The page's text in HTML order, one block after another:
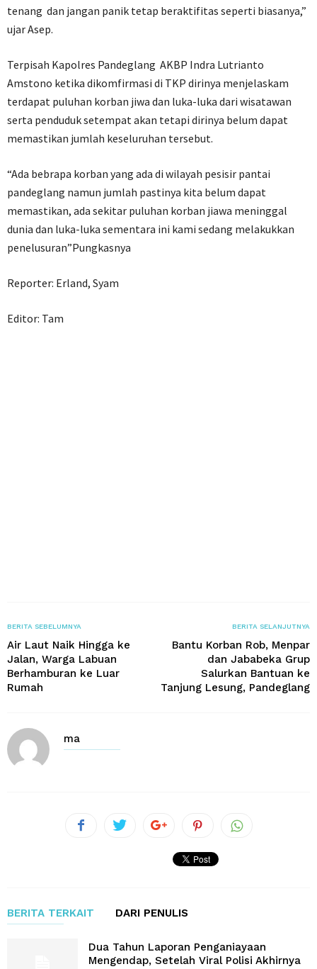
tenang dan jangan panik tetap beraktifitas seperti biasanya,”
ujar Asep.
Terpisah Kapolres Pandeglang AKBP Indra Lutrianto
Amstono ketika dikomfirmasi di TKP dirinya menjelaskam
terdapat puluhan korban jiwa dan luka-luka dari wisatawan
serta penduduk setempat akan tetapi dirinya belum dapat
memastikan jumlah keseluruhan tersebut.
“Ada bebrapa korban yang ada di wilayah pesisir pantai
pandeglang namun jumlah pastinya kita belum dapat
memastikan, ada sekitar puluhan korban jiawa meninggal
dunia dan luka-luka sementara ini kami sedang melakukkan
penelusuran”Pungkasnya
Reporter: Erland, Syam
Editor: Tam
BERITA SEBELUMNYA
Air Laut Naik Hingga ke
Jalan, Warga Labuan
Berhamburan ke Luar
Rumah
BERITA SELANJUTNYA
Bantu Korban Rob, Menpar
dan Jababeka Grup
Salurkan Bantuan ke
Tanjung Lesung, Pandeglang
ma
BERITA TERKAIT DARI PENULIS
Dua Tahun Laporan Penganiayaan
Mengendap, Setelah Viral Polisi Akhirnya